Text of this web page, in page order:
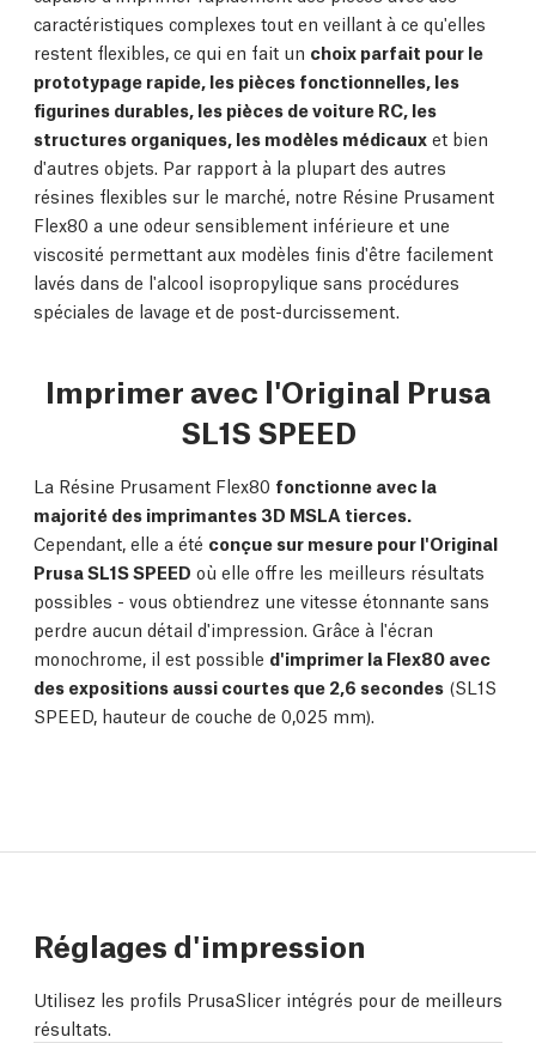
caractéristiques complexes tout en veillant à ce qu'elles
restent flexibles, ce qui en fait un choix parfait pour le
prototypage rapide, les pièces fonctionnelles, les
figurines durables, les pièces de voiture RC, les
structures organiques, les modèles médicaux et bien
d'autres objets. Par rapport à la plupart des autres
résines flexibles sur le marché, notre Résine Prusament
Flex80 a une odeur sensiblement inférieure et une
viscosité permettant aux modèles finis d'être facilement
lavés dans de l'alcool isopropylique sans procédures
spéciales de lavage et de post-durcissement.
Imprimer avec l'Original Prusa
SL1S SPEED
La Résine Prusament Flex80 fonctionne avec la
majorité des imprimantes 3D MSLA tierces.
Cependant, elle a été conçue sur mesure pour l'Original
Prusa SL1S SPEED où elle offre les meilleurs résultats
possibles - vous obtiendrez une vitesse étonnante sans
perdre aucun détail d'impression. Grâce à l'écran
monochrome, il est possible d'imprimer la Flex80 avec
des expositions aussi courtes que 2,6 secondes (SL1S
SPEED, hauteur de couche de 0,025 mm).
Réglages d'impression
Utilisez les profils PrusaSlicer intégrés pour de meilleurs
résultats.